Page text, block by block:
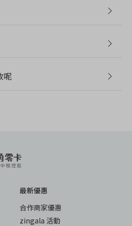
呢
最新優惠
合作商家優惠
zingala 活動